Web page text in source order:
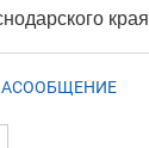
края